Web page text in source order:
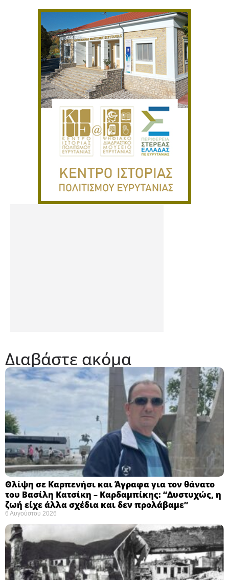
Διαβάστε ακόμα
Θλίψη σε Καρπενήσι και Άγραφα για τον θάνατο
του Βασίλη Κατσίκη – Καρδαμπίκης: “Δυστυχώς, η
ζωή είχε άλλα σχέδια και δεν προλάβαμε”
6 Αυγούστου 2026